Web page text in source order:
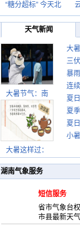
“糖分超标” 今天北
天气新闻
大暑节气：南
大暑这样过：
大
三
请
暴
示
连
这
夏
贴士
夏
健
夏
一
小
湖南气象服务
短信服务
省市气象台
市县最新天气